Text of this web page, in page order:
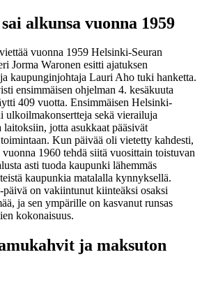
alkunsa vuonna 1959
vuonna 1959 Helsinki-Seuran
Jorma Waronen esitti ajatuksen
kaupunginjohtaja Lauri Aho tuki hanketta.
ensimmäisen ohjelman 4. kesäkuuta
409 vuotta. Ensimmäisen Helsinki-
ulkoilmakonsertteja sekä vierailuja
jotta asukkaat pääsivät
Kun päivää oli vietetty kahdesti,
1960 tehdä siitä vuosittain toistuvan
asti tuoda kaupunki lähemmäs
kaupunkia matalalla kynnyksellä.
on vakiintunut kiinteäksi osaksi
ja sen ympärille on kasvanut runsas
kokonaisuus.
ja maksuton